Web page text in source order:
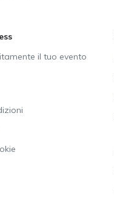
il tuo evento